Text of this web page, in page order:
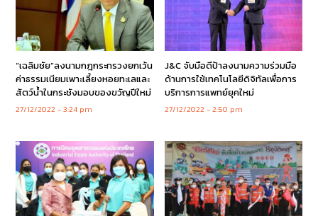
“เฉลิมชัย”ลงนามกฎกระทรวงยกเว้น
ค่าธรรมเนียมเพาะเลี้ยงหอยทะเลและ
สัตว์น้ำในกระชังมอบของขวัญปีใหม่
27/12/2022 3:24 pm
J&C จับมือดีป้าลงนามความร่วมมือ
ด้านการใช้เทคโนโลยีดิจิทัลเพื่อการ
บริการการแพทย์ยุคใหม่
27/12/2022 2:50 pm